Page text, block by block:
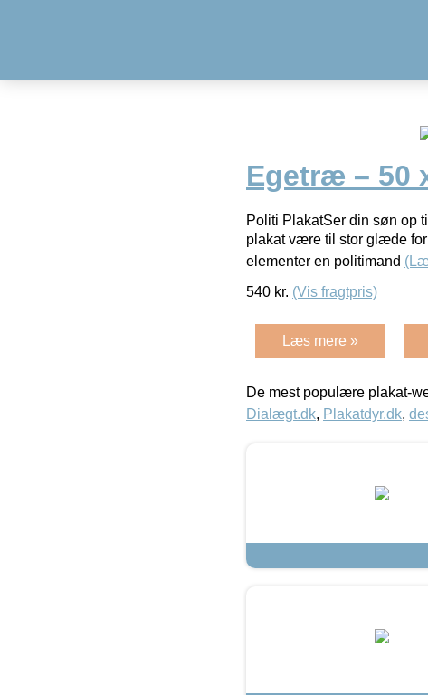
Egetræ – 50
Politi PlakatSer din søn op
plakat være til stor glæde for
elementer en politimand
540 kr. (Vis fragtpris)
Læs mere »
De mest populære plakat-
Dialægt.dk, Plakatdyr.dk,